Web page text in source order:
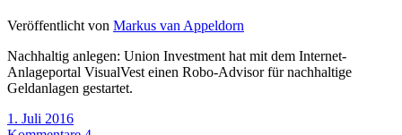
Veröffentlicht von Markus van Appeldorn
Nachhaltig anlegen: Union Investment hat mit dem Internet-
Anlageportal VisualVest einen Robo-Advisor für nachhaltige
Geldanlagen gestartet.
1. Juli 2016